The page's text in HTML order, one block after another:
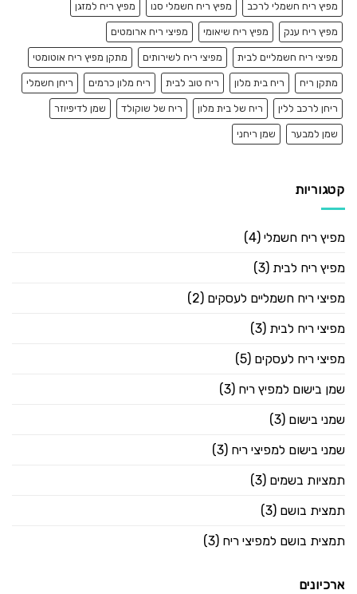
מפיץ ריח חשמלי לרכב מפיץ ריח חשמלי סנו מפיץ ריח למזגן
מפיץ ריח ענק מפיץ ריח שיאומי מפיצי ריח ארומטים
מפיצי ריח חשמליים לבית מפיצי ריח לשירותים מתקן מפיץ ריח אוטומטי
מתקן ריח ריח בית מלון ריח טוב לבית ריח מלון כרמים ריחן חשמלי
ריחן לרכב ללין ריח של בית מלון ריח של שוקולד שמן לדיפיוזר
שמן למבער שמן ריחני
קטגוריות
מפיץ ריח חשמלי (4)
מפיץ ריח לבית (3)
מפיצי ריח חשמליים לעסקים (2)
מפיצי ריח לבית (3)
מפיצי ריח לעסקים (5)
שמן בישום למפיץ ריח (3)
שמני בישום (3)
שמני בישום למפיצי ריח (3)
תמציות בשמים (3)
תמצית בושם (3)
תמצית בושם למפיצי ריח (3)
ארכיונים